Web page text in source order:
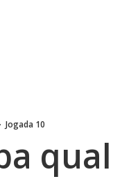
Jogada 10